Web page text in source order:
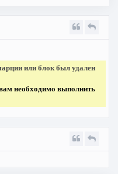
или блок был удален
необходимо выполнить